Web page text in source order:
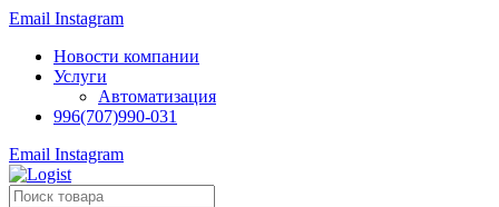
Email Instagram
Новости компании
Услуги
Автоматизация
996(707)990-031
Email Instagram